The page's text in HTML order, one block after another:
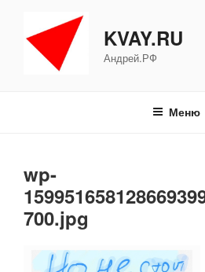
содержимому
KVAY.RU
Андрей.РФ
Меню
wp-
700.jpg